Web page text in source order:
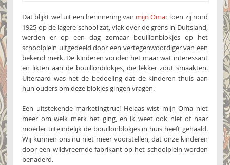
Dat blijkt wel uit een herinnering van mijn Oma: Toen zij rond
1925 op de lagere school zat, vlak over de grens in Duitsland,
werden er op een dag zomaar bouillonblokjes op het
schoolplein uitgedeeld door een vertegenwoordiger van een
bekend merk. De kinderen vonden het maar wat interessant
en likten aan de bouillonblokjes, die lekker zout smaakten.
Uiteraard was het de bedoeling dat de kinderen thuis aan
hun ouders om deze blokjes gingen vragen.
Een uitstekende marketingtruc! Helaas wist mijn Oma niet
meer om welk merk het ging, en ik weet ook niet of haar
moeder uiteindelijk de bouillonblokjes in huis heeft gehaald.
Wij kunnen ons nu niet meer voorstellen, dat onze kinderen
door een wildvreemde fabrikant op het schoolplein worden
benaderd.